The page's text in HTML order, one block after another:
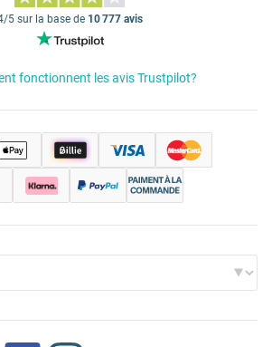
5 sur la base de 10 777 avis
fonctionnent les avis Trustpilot?